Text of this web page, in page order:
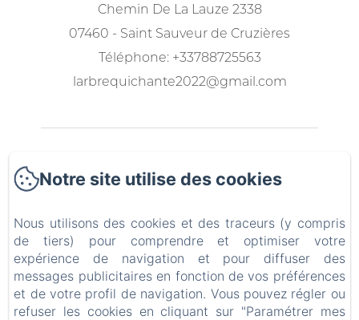
Chemin De La Lauze 2338
07460 - Saint Sauveur de Cruzières
Téléphone: +33788725563
larbrequichante2022@gmail.com
A table
Le jardin et la piscine
Contact
Notre site utilise des cookies
Nous utilisons des cookies et des traceurs (y compris
de tiers) pour comprendre et optimiser votre
expérience de navigation et pour diffuser des
messages publicitaires en fonction de vos préférences
et de votre profil de navigation. Vous pouvez régler ou
refuser les cookies en cliquant sur "Paramétrer mes